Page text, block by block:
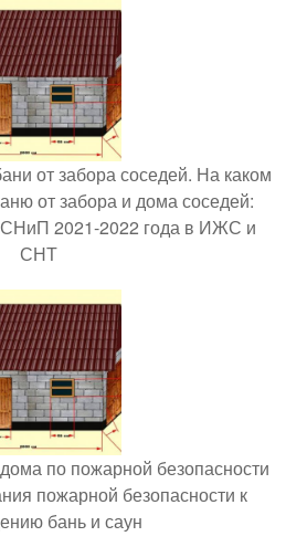
от забора соседей. На каком
от забора и дома соседей:
СНиП 2021-2022 года в ИЖС и
СНТ
по пожарной безопасности
пожарной безопасности к
бань и саун